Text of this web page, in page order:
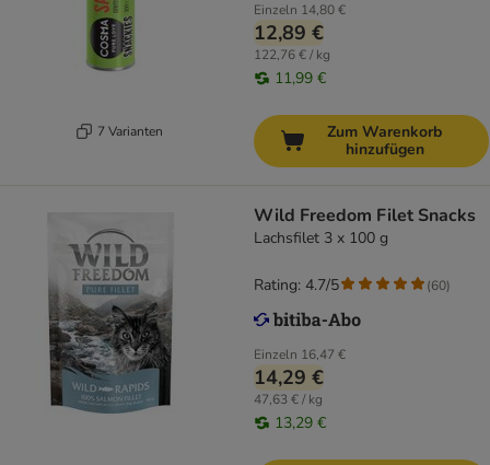
7 Varianten
Einzeln 14,80 €
12,89 €
122,76 € / kg
11,99 €
Zum Warenkorb
hinzufügen
Wild Freedom Filet Snacks
Lachsfilet 3 x 100 g
Einzeln 16,47 €
14,29 €
47,63 € / kg
13,29 €
Rating: 4.7/5 (60)